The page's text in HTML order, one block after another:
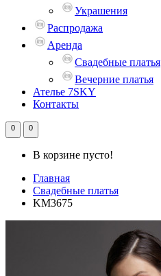
Украшения
Распродажа
Аренда
Свадебные платья
Вечерние платья
Ателье 7SKY
Контакты
0 0
В корзине пусто!
Главная
Свадебные платья
KM3675